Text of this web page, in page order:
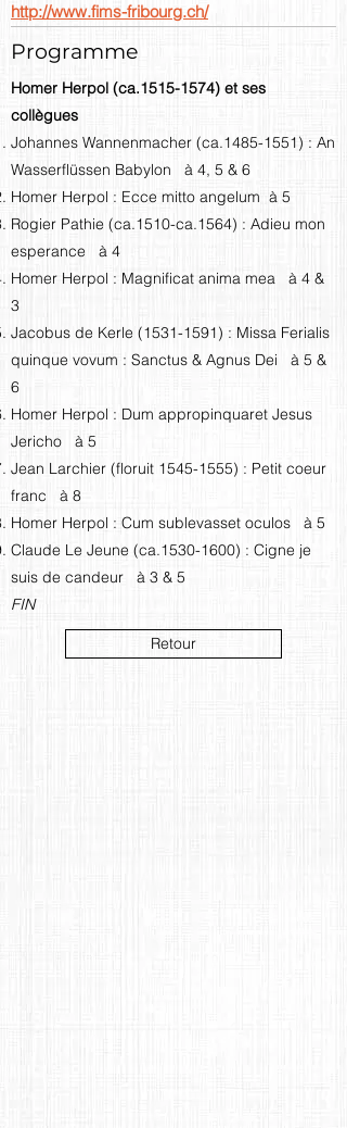
http://www.fims-fribourg.ch/
Programme
Homer Herpol (ca.1515-1574) et ses
collègues
Johannes Wannenmacher (ca.1485-1551) : An
Wasserflüssen Babylon à 4, 5 & 6
Homer Herpol : Ecce mitto angelum à 5
Rogier Pathie (ca.1510-ca.1564) : Adieu mon
esperance à 4
Homer Herpol : Magnificat anima mea à 4 &
3
Jacobus de Kerle (1531-1591) : Missa Ferialis
quinque vovum : Sanctus & Agnus Dei à 5 &
6
Homer Herpol : Dum appropinquaret Jesus
Jericho à 5
Jean Larchier (floruit 1545-1555) : Petit coeur
franc à 8
Homer Herpol : Cum sublevasset oculos à 5
Claude Le Jeune (ca.1530-1600) : Cigne je
suis de candeur à 3 & 5
FIN
Retour